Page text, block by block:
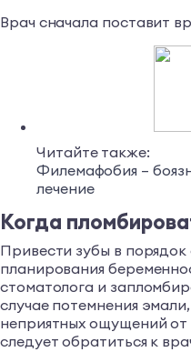
Врач сначала поставит
Читайте также:
Филемафобия –
лечение
Когда
Привести зубы в
планирования
стоматолога и
случае потемнения
неприятных ощущений
следует обратиться к